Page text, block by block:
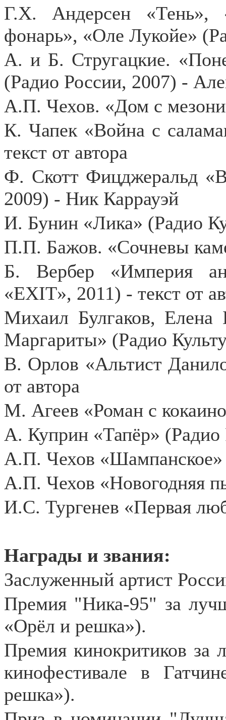
Г.Х. Андерсен «Тень»,
фонарь», «Оле Лукойе»
А. и Б. Стругацкие.
(Радио России, 2007) -
А.П. Чехов. «Дом с
К. Чапек «Война с
текст от автора
Ф. Скотт Фицджеральд
2009) - Ник Каррауэй
И. Бунин «Лика» (Радио
П.П. Бажов. «Сочневы
Б. Вербер «Империя
«EXIT», 2011) - текст от
Михаил Булгаков, Елена
Маргариты» (Радио
В. Орлов «Альтист
от автора
М. Агеев «Роман с
А. Куприн «Тапёр» (Радио
А.П. Чехов «Шампанское»
А.П. Чехов «Новогодняя
И.С. Тургенев «Первая
Награды и звания:
Заслуженный артист
Премия "Ника-95" за
«Орёл и решка»).
Премия кинокритиков за
кинофестивале в
решка»).